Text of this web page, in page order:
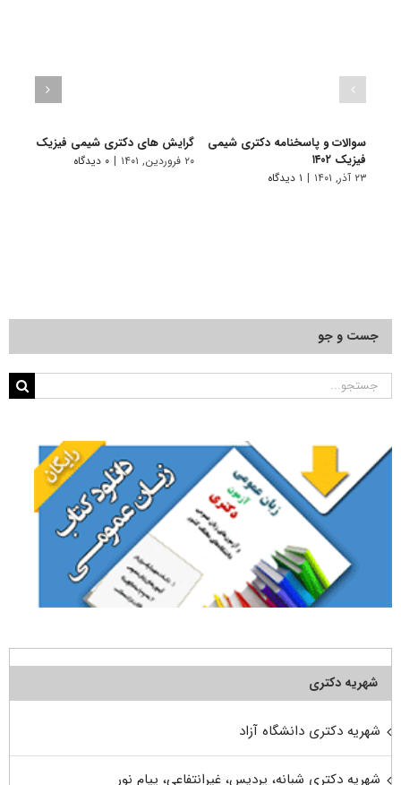
سوالات و پاسخنامه دکتری شیمی
فیزیک ۱۴۰۲
۲۳ آذر, ۱۴۰۱ | ۱ دیدگاه
گرایش های دکتری شیمی ﻓﻴﺰیک
۲۰ فروردین, ۱۴۰۱ | ۰ دیدگاه
جست و جو
جستجو
شهریه دکتری
شهریه دکتری دانشگاه آزاد
شهریه دکتری شبانه، پردیس، غیرانتفاعی، پیام نور